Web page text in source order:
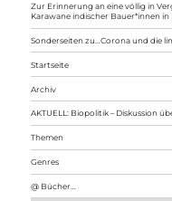
Zur Erinnerung an eine völlig in
Karawane indischer Bauer*innen in
Sonderseiten zu…Corona und die
Startseite
Archiv
AKTUELL: Biopolitik – Diskussion
Themen
Genres
@ Bücher…